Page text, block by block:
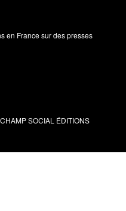
en France sur des presses
SOCIAL ÉDITIONS